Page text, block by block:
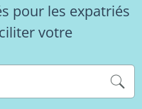
pour les expatriés
votre